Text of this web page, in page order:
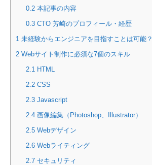
0.2本記事の内容
0.3CTO 芳崎のプロフィール・経歴
1 未経験からエンジニアを目指すことは可能？
2 Webサイト制作に必須な7個のスキル
2.1 HTML
2.2CSS
2.3Javascript
2.4画像編集（Photoshop、Illustrator）
2.5Webデザイン
2.6Webライティング
2.7セキュリティ